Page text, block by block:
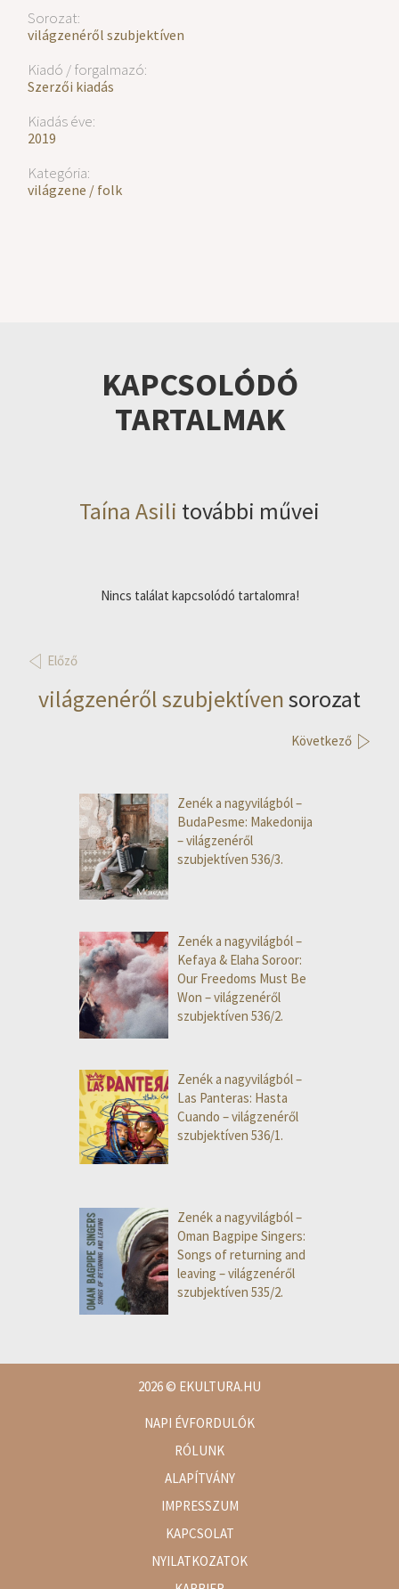
Sorozat:
világzenéről szubjektíven
Kiadó / forgalmazó:
Szerzői kiadás
Kiadás éve:
2019
Kategória:
világzene / folk
KAPCSOLÓDÓ
TARTALMAK
Taína Asili további művei
Nincs találat kapcsolódó tartalomra!
Előző
világzenéről szubjektívensorozat
Következő
Zenék a nagyvilágból –
BudaPesme: Makedonija
– világzenéről
szubjektíven 536/3.
Zenék a nagyvilágból –
Kefaya & Elaha Soroor:
Our Freedoms Must Be
Won – világzenéről
szubjektíven 536/2.
Zenék a nagyvilágból –
Las Panteras: Hasta
Cuando – világzenéről
szubjektíven 536/1.
Zenék a nagyvilágból –
Oman Bagpipe Singers:
Songs of returning and
leaving – világzenéről
szubjektíven 535/2.
2026© EKULTURA.HU
NAPI ÉVFORDULÓK
RÓLUNK
ALAPÍTVÁNY
IMPRESSZUM
KAPCSOLAT
NYILATKOZATOK